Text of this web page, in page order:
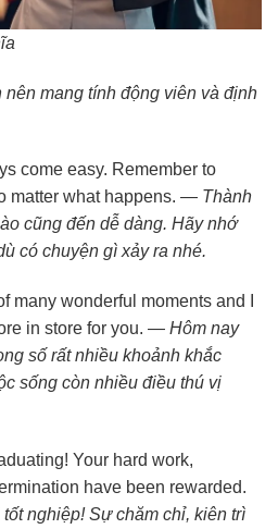
mang tính động viên và định
come easy. Remember to
matter what happens. — Thành
cũng đến dễ dàng. Hãy nhớ
có chuyện gì xảy ra nhé.
many wonderful moments and I
in store for you. — Hôm nay
số rất nhiều khoảnh khắc
sống còn nhiều điều thú vị
Your hard work,
have been rewarded.
nghiệp! Sự chăm chỉ, kiên trì